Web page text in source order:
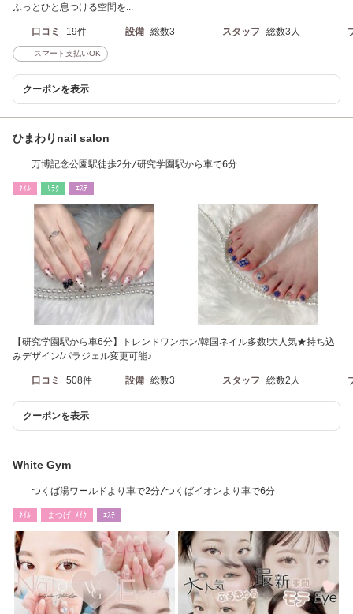
ふっとひと息つける空間を...
口コミ 19件 設備 総数3 スタッフ 総数3人
スマート支払いOK
クーポンを表示
ひまわりnail salon
万博記念公園駅徒歩2分/研究学園駅から車で6分
ﾈｲﾙ ﾘﾗｸ ｴｽﾃ
【研究学園駅から車6分】トレンドワンホン/韓国ネイル多数!大人気★持ち込
みデザイン/パラジェル変更可能♪
口コミ 508件 設備 総数3 スタッフ 総数2人
クーポンを表示
White Gym
つくば湯ワールドより車で2分/つくばイオンより車で6分
ﾈｲﾙ まつげ･ﾒｲｸ ｴｽﾃ